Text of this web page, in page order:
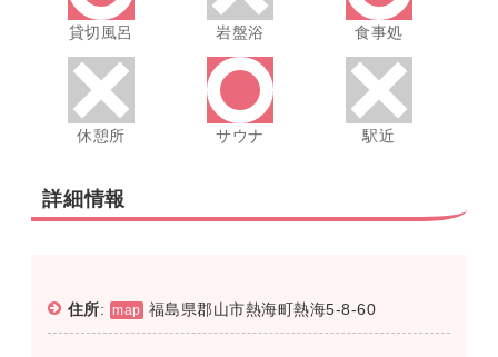
貸切風呂 岩盤浴 食事処
休憩所 サウナ 駅近
詳細情報
住所: map 福島県郡山市熱海町熱海5-8-60